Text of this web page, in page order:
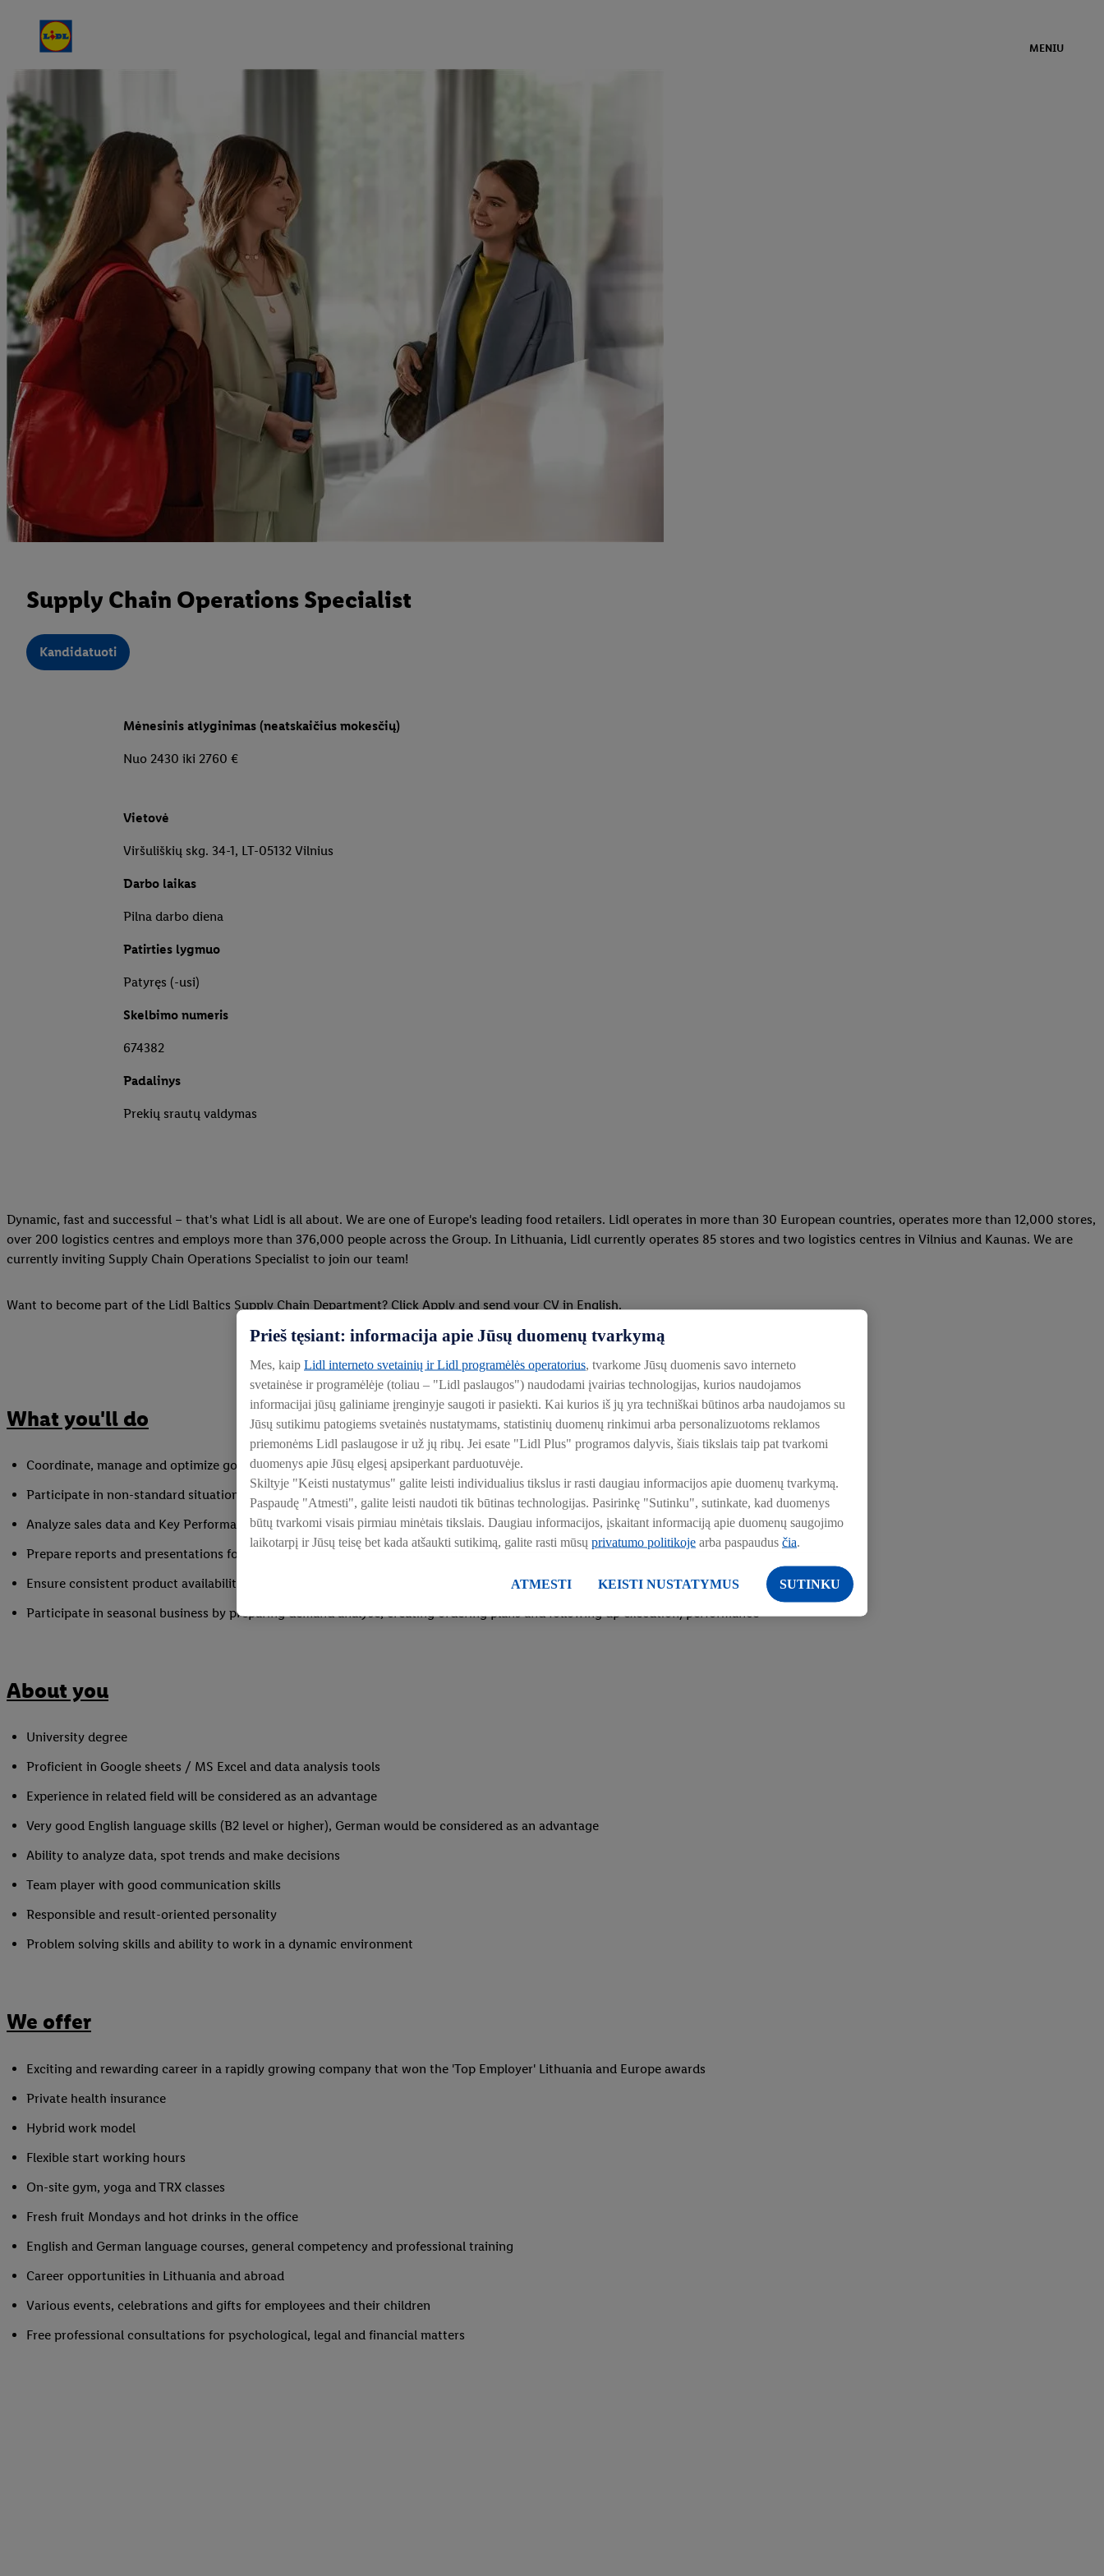
MENIU
Supply Chain Operations Specialist
Kandidatuoti
Mėnesinis atlyginimas (neatskaičius mokesčių)
Nuo 2430 iki 2760 €
Vietovė
Viršuliškių skg. 34-1, LT-05132 Vilnius
Darbo laikas
Pilna darbo diena
Patirties lygmuo
Patyręs (-usi)
Skelbimo numeris
674382
Padalinys
Prekių srautų valdymas
Dynamic, fast and successful – that's what Lidl is all about. We are one of Europe's leading food retailers. Lidl operates in more than 30 European countries, operates more than 12,000 stores,
over 200 logistics centres and employs more than 376,000 people across the Group. In Lithuania, Lidl currently operates 85 stores and two logistics centres in Vilnius and Kaunas. We are
currently inviting Supply Chain Operations Specialist to join our team!
Want to become part of the Lidl Baltics Supply Chain Department? Click Apply and send your CV in English.
What you'll do
Coordinate, manage and optimize goods flow in internal systems
Participate in non-standard situation solving – from delivery challenges to quality issues
Analyze sales data and Key Performance Indicators (KPI) to identify opportunities for improvement
Prepare reports and presentations for management
Ensure consistent product availability and smooth daily operations while collaborating with cross-functional departments in Baltics
Participate in seasonal business by preparing demand analyse, creating ordering plans and following up execution/performance
About you
University degree
Proficient in Google sheets / MS Excel and data analysis tools
Experience in related field will be considered as an advantage
Very good English language skills (B2 level or higher), German would be considered as an advantage
Ability to analyze data, spot trends and make decisions
Team player with good communication skills
Responsible and result-oriented personality
Problem solving skills and ability to work in a dynamic environment
We offer
Exciting and rewarding career in a rapidly growing company that won the 'Top Employer' Lithuania and Europe awards
Private health insurance
Hybrid work model
Flexible start working hours
On-site gym, yoga and TRX classes
Fresh fruit Mondays and hot drinks in the office
English and German language courses, general competency and professional training
Career opportunities in Lithuania and abroad
Various events, celebrations and gifts for employees and their children
Free professional consultations for psychological, legal and financial matters
Prieš tęsiant: informacija apie Jūsų duomenų tvarkymą
Mes, kaip Lidl interneto svetainių ir Lidl programėlės operatorius , tvarkome Jūsų duomenis savo interneto
svetainėse ir programėlėje (toliau – "Lidl paslaugos") naudodami įvairias technologijas, kurios naudojamos
informacijai jūsų galiniame įrenginyje saugoti ir pasiekti. Kai kurios iš jų yra techniškai būtinos arba naudojamos su
Jūsų sutikimu patogiems svetainės nustatymams, statistinių duomenų rinkimui arba personalizuotoms reklamos
priemonėms Lidl paslaugose ir už jų ribų. Jei esate "Lidl Plus" programos dalyvis, šiais tikslais taip pat tvarkomi
duomenys apie Jūsų elgesį apsiperkant parduotuvėje.
Skiltyje "Keisti nustatymus" galite leisti individualius tikslus ir rasti daugiau informacijos apie duomenų tvarkymą.
Paspaudę "Atmesti", galite leisti naudoti tik būtinas technologijas. Pasirinkę "Sutinku", sutinkate, kad duomenys
būtų tvarkomi visais pirmiau minėtais tikslais. Daugiau informacijos, įskaitant informaciją apie duomenų saugojimo
laikotarpį ir Jūsų teisę bet kada atšaukti sutikimą, galite rasti mūsų privatumo politikoje arba paspaudus čia
ATMESTI KEISTI NUSTATYMUS SUTINKU